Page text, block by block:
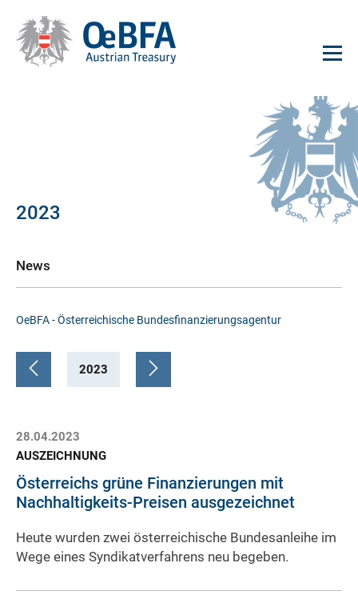
2023
News
OeBFA - Österreichische Bundesfinanzierungsagentur
2023
28.04.2023
AUSZEICHNUNG
Österreichs grüne Finanzierungen mit
Nachhaltigkeits-Preisen ausgezeichnet
Heute wurden zwei österreichische Bundesanleihe im
Wege eines Syndikatverfahrens neu begeben.